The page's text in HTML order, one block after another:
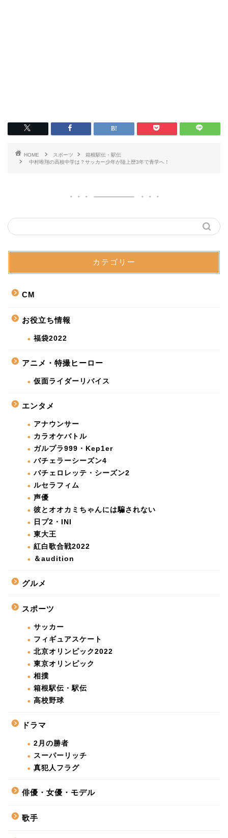
HOME スポーツ
箱根駅伝・駅伝
中村唯翔の高校中学は？サッカー少年が陸上歴3年で青学へ！
カテゴリー
CM
お役立ち情報
福袋2022
アニメ・特撮ヒーロー
仮面ライダーリバイス
エンタメ
アナウンサー
カラオケバトル
ガルプラ999・Kep1er
バチェラーシーズン4
バチェロレッテ・シーズン2
ルセラフィム
声優
彼とオオカミちゃんには騙されない
日プ2・INI
東大王
紅白歌合戦2022
＆audition
グルメ
スポーツ
サッカー
フィギュアスケート
北京オリンピック2022
東京オリンピック
相撲
箱根駅伝・駅伝
高校野球
ドラマ
2月の勝者
スーパーリッチ
真犯人フラグ
俳優・女優・モデル
歌手